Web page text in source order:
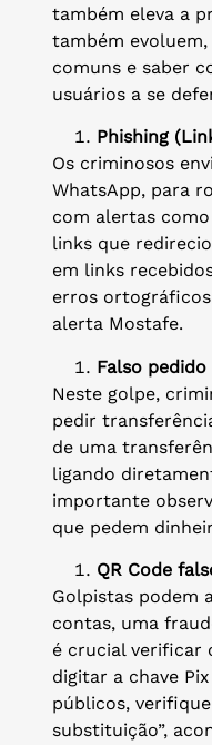
também eleva a
também
comuns e saber
usuários a se
Phishing
Os criminosos
WhatsApp, para
com alertas como
links que
em links
erros
alerta Mostafe.
Falso
Neste golpe,
pedir
de uma
ligando
importante
que pedem
QR Code
Golpistas podem
contas, uma
é crucial verificar
digitar a chave
públicos,
substituição”,